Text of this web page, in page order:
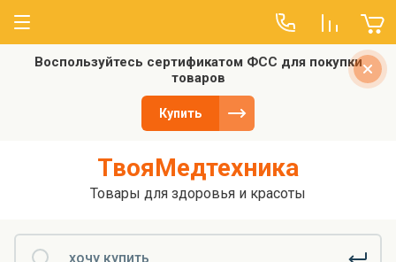
О компании
Воспользуйтесь сертификатом ФСС для покупки
товаров
Купить
ТвояМедтехника
Товары для здоровья и красоты